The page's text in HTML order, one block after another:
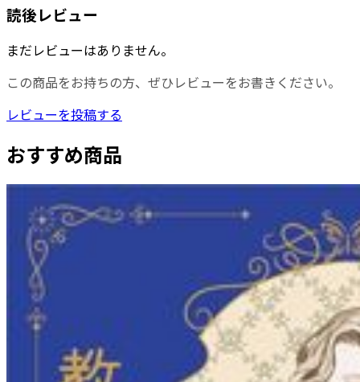
読後レビュー
まだレビューはありません。
この商品をお持ちの方、ぜひレビューをお書きください。
レビューを投稿する
おすすめ商品